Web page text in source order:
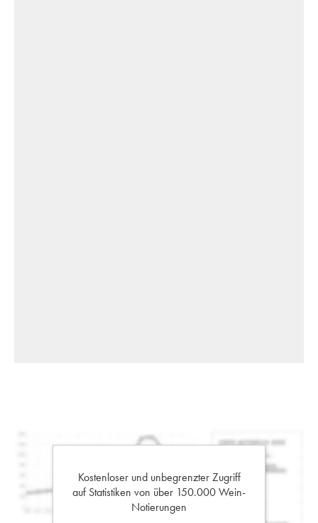
Kostenloser und unbegrenzter Zugriff
auf Statistiken von über 150.000 Wein-
Notierungen